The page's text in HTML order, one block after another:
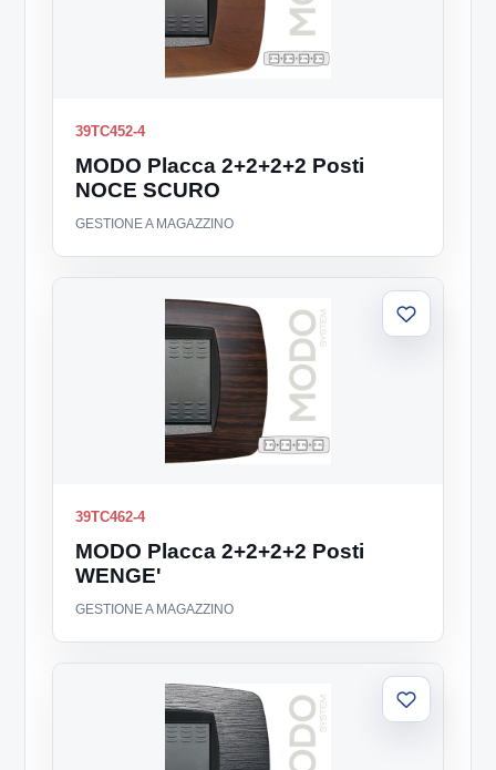
39TC452-4
MODO Placca 2+2+2+2 Posti
NOCE SCURO
GESTIONE A MAGAZZINO
39TC462-4
MODO Placca 2+2+2+2 Posti
WENGE'
GESTIONE A MAGAZZINO
Aggiungi
alla
Aggiungi
alla